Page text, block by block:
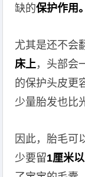
缺的保护作用。
尤其是还不会
床上，头部会
的保护头皮更
少量胎发也比
因此，胎毛可
少要留1厘米